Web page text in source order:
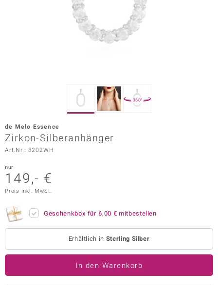
Vogue
Paraíso
360°
de Melo Essence
Zirkon-Silberanhänger
Art.Nr.: 3202WH
nur
149,- €
Preis inkl. MwSt.
Geschenkbox für6,00 € mitbestellen
Erhältlich in Sterling Silber
In den Warenkorb